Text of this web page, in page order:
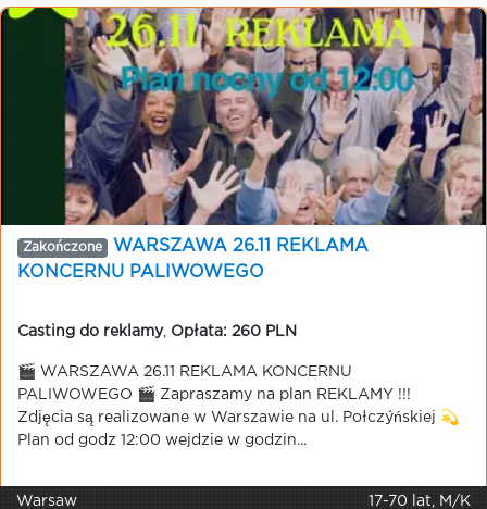
Zakończone
WARSZAWA 26.11 REKLAMA
KONCERNU PALIWOWEGO
Casting do reklamy, Opłata: 260 PLN
🎬 WARSZAWA 26.11 REKLAMA KONCERNU
PALIWOWEGO 🎬 Zapraszamy na plan REKLAMY !!!
Zdjęcia są realizowane w Warszawie na ul. Połczýńskiej 💫
Plan od godz 12:00 wejdzie w godzin...
Warsaw 17-70 lat, M/K